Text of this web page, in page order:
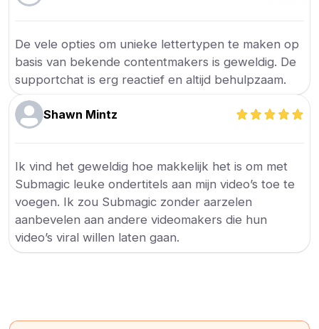
De vele opties om unieke lettertypen te maken op
basis van bekende contentmakers is geweldig. De
supportchat is erg reactief en altijd behulpzaam.
Shawn Mintz
Ik vind het geweldig hoe makkelijk het is om met
Submagic leuke ondertitels aan mijn video’s toe te
voegen. Ik zou Submagic zonder aarzelen
aanbevelen aan andere videomakers die hun
video’s viral willen laten gaan.